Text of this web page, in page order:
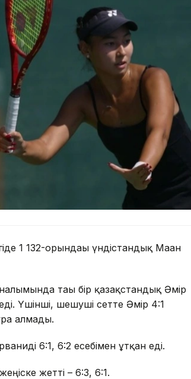
1 132-орындағы үндістандық Маан
тағы бір қазақстандық Әмір
Үшінші, шешуші сетте Әмір 4:1
алмады.
6:1, 6:2 есебімен ұтқан еді.
жетті – 6:3, 6:1.